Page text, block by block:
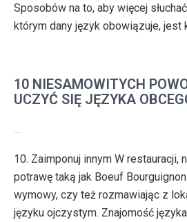
Sposobów na to, aby więcej
którym dany język obowiązuje, jest
10 NIESAMOWITYCH
UCZYĆ SIĘ JĘZYKA
10. Zaimponuj innym W restauracji,
potrawę taką jak Boeuf
wymowy, czy też rozmawiając z
języku ojczystym. Znajomość